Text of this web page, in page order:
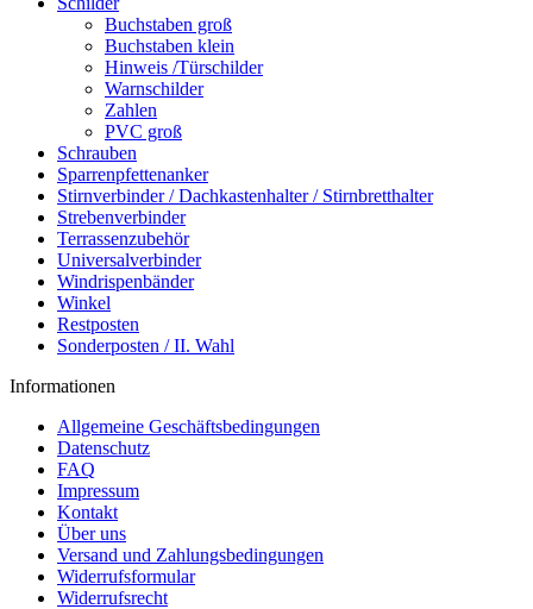
Buchstaben groß
Buchstaben klein
Hinweis /Türschilder
Warnschilder
Zahlen
PVC groß
Schrauben
Sparrenpfettenanker
Stirnverbinder / Dachkastenhalter / Stirnbretthalter
Strebenverbinder
Terrassenzubehör
Universalverbinder
Windrispenbänder
Winkel
Restposten
Sonderposten / II. Wahl
Informationen
Allgemeine Geschäftsbedingungen
Datenschutz
FAQ
Impressum
Kontakt
Über uns
Versand und Zahlungsbedingungen
Widerrufsformular
Widerrufsrecht